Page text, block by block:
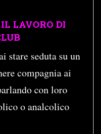
LAVORO DI
stare seduta su un
compagnia ai
con loro
o analcolico